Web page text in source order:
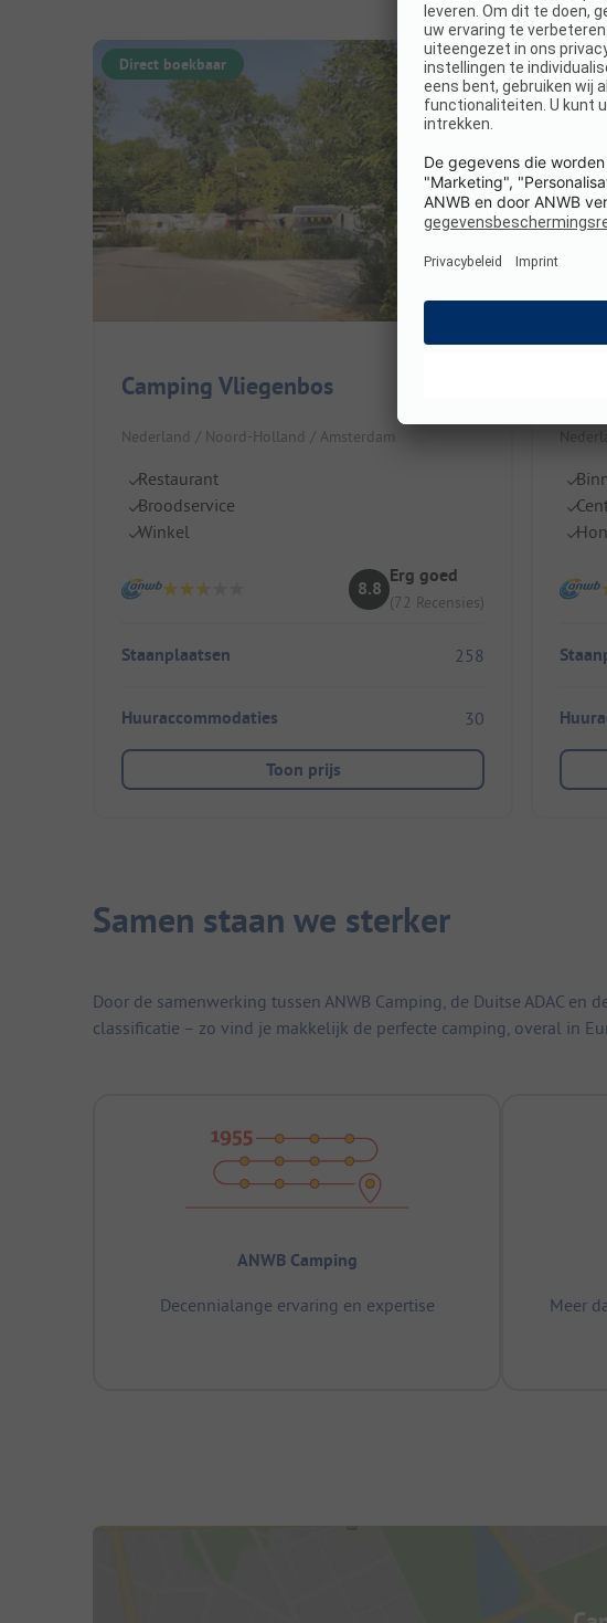
Direct boekbaar
Camping Vliegenbos
Nederland / Noord-Holland / Amsterdam
Restaurant
Broodservice
Winkel
8.8
Erg goed
(72 Recensies)
Staanplaatsen 258
Huuraccommodaties 30
Toon prijs
Direct
Samen staan we sterker
Door de samenwerking tussen ANWB Camping, de Duitse ADAC
classificatie – zo vind je makkelijk de perfecte camping, overal in
ANWB Camping
Decennialange ervaring en expertise
Meer